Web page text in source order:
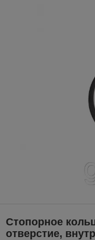
Стопорное
отверстие,